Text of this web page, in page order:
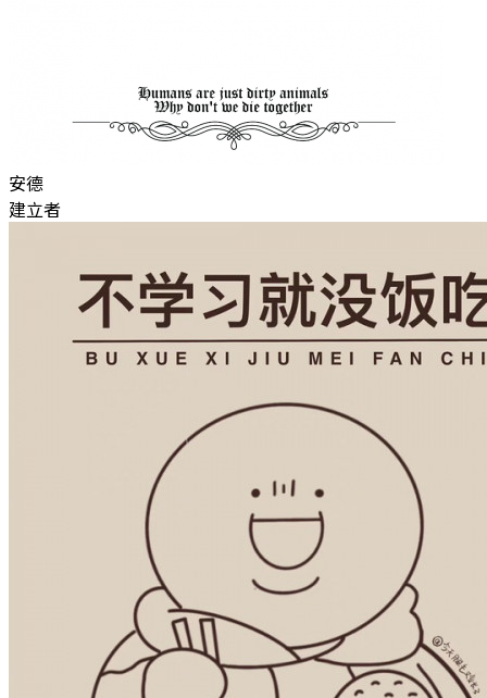
安德
建立者